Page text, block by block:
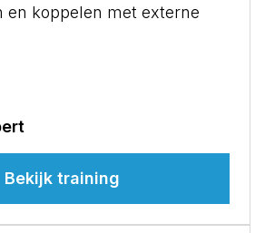
en koppelen met externe
Bekijk training